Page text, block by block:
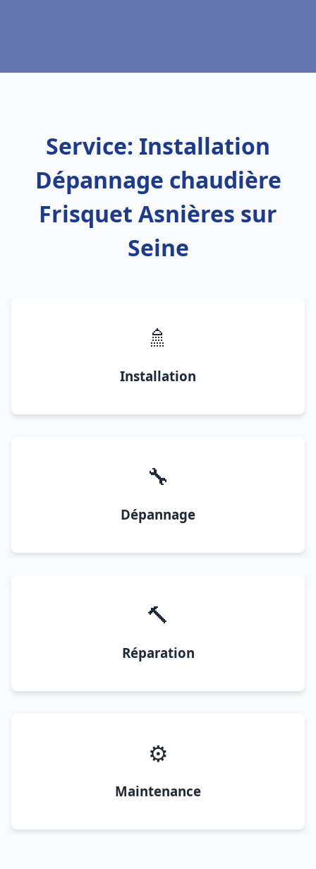
Service: Installation
Dépannage chaudière
Frisquet Asnières sur
Seine
🚿
Installation
🔧
Dépannage
🔨
Réparation
⚙️
Maintenance